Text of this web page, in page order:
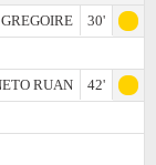
30'
RUAN
42'